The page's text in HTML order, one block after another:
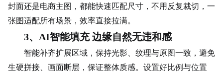
封面还是电商主图，都能快速匹配尺寸，不用反复裁切，一
张图适配所有场景，效率直接拉满。
3、AI智能填充 边缘自然无违和感
智能补齐扩展区域，保持光影、纹理与原图一致，避免
生硬拼接、画面断层，保证整体质感。设置好比例与位置